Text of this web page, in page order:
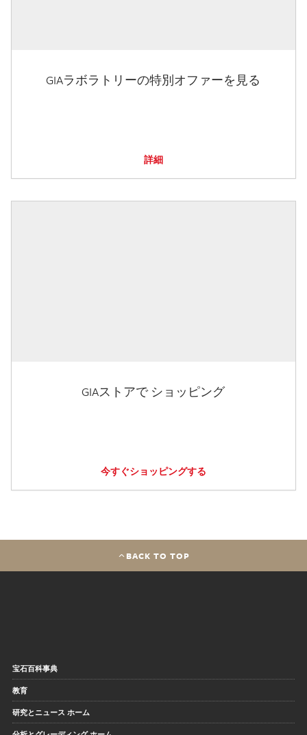
GIAラボラトリーの特別オファーを見る
詳細
GIAストアで ショッピング
今すぐショッピングする
BACK TO TOP
宝石百科事典
教育
研究とニュース ホーム